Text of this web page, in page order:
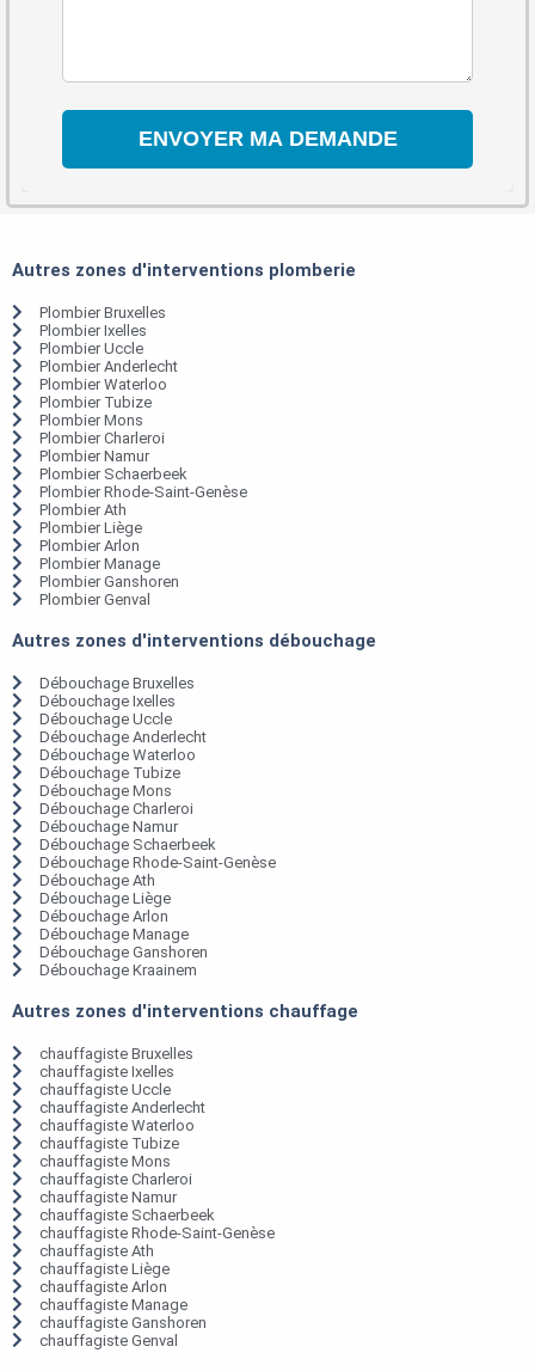
Autres zones d'interventions plomberie
Plombier Bruxelles
Plombier Ixelles
Plombier Uccle
Plombier Anderlecht
Plombier Waterloo
Plombier Tubize
Plombier Mons
Plombier Charleroi
Plombier Namur
Plombier Schaerbeek
Plombier Rhode-Saint-Genèse
Plombier Ath
Plombier Liège
Plombier Arlon
Plombier Manage
Plombier Ganshoren
Plombier Genval
Autres zones d'interventions débouchage
Débouchage Bruxelles
Débouchage Ixelles
Débouchage Uccle
Débouchage Anderlecht
Débouchage Waterloo
Débouchage Tubize
Débouchage Mons
Débouchage Charleroi
Débouchage Namur
Débouchage Schaerbeek
Débouchage Rhode-Saint-Genèse
Débouchage Ath
Débouchage Liège
Débouchage Arlon
Débouchage Manage
Débouchage Ganshoren
Débouchage Kraainem
Autres zones d'interventions chauffage
chauffagiste Bruxelles
chauffagiste Ixelles
chauffagiste Uccle
chauffagiste Anderlecht
chauffagiste Waterloo
chauffagiste Tubize
chauffagiste Mons
chauffagiste Charleroi
chauffagiste Namur
chauffagiste Schaerbeek
chauffagiste Rhode-Saint-Genèse
chauffagiste Ath
chauffagiste Liège
chauffagiste Arlon
chauffagiste Manage
chauffagiste Ganshoren
chauffagiste Genval